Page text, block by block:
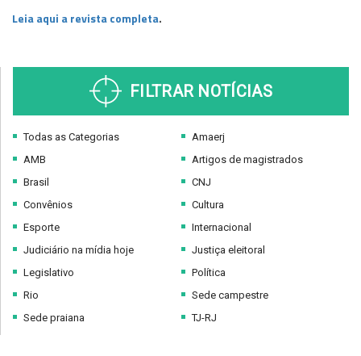
Leia aqui a revista completa.
FILTRAR NOTÍCIAS
Todas as Categorias
AMB
Brasil
Convênios
Esporte
Judiciário na mídia hoje
Legislativo
Rio
Sede praiana
Amaerj
Artigos de magistrados
CNJ
Cultura
Internacional
Justiça eleitoral
Política
Sede campestre
TJ-RJ